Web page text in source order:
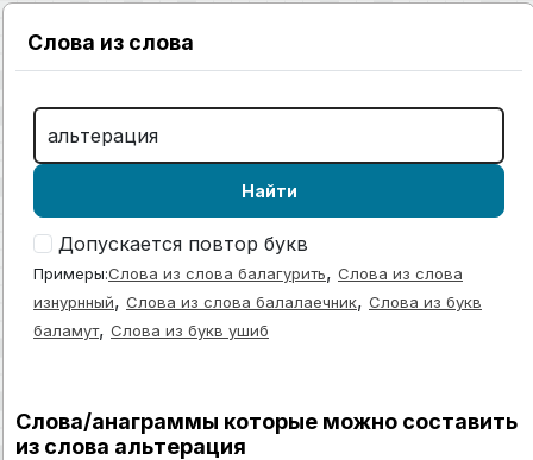
Слова из слова
Найти
Допускается повтор букв
Примеры:Слова из слова балагурить, Слова из слова
изнурнный, Слова из слова балалаечник, Слова из букв
баламут, Слова из букв ушиб
Слова/анаграммы которые можно составить
из слова альтерация